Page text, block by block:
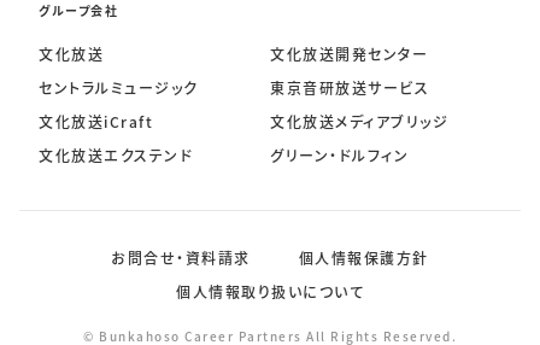
グループ会社
文化放送
文化放送開発センター
セントラルミュージック
東京音研放送サービス
文化放送iCraft
文化放送メディアブリッジ
文化放送エクステンド
グリーン・ドルフィン
お問合せ・資料請求
個人情報保護方針
個人情報取り扱いについて
© Bunkahoso Career Partners All Rights Reserved.